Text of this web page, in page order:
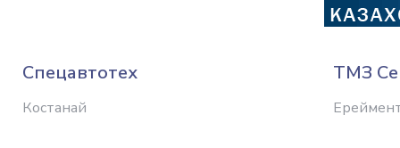
Спецавтотех
Костанай
ТМЗ